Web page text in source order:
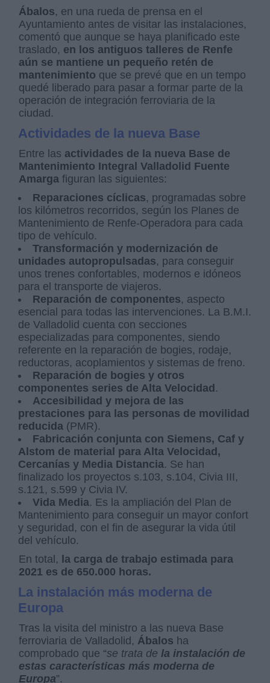
Ábalos, en una rueda de prensa en el
Ayuntamiento antes de visitar las instalaciones,
comentó que aunque se haya planificado este
traslado, en los antiguos talleres de Renfe
aún se mantiene un pequeño retén de
mantenimiento que se prevé que en un tempo
quedé liberado para pasar a formar parte de la
operación de integración ferroviaria de la
ciudad.
Actividades de la nueva Base
Entre las actividades de la nueva Base de
Mantenimiento Integral Valladolid Fuente
Amarga figuran las siguientes:
Reparaciones cíclicas, programadas sobre
los kilómetros recorridos, según los Planes de
Mantenimiento de Renfe-Operadora para cada
tipo de vehículo.
Transformación y modernización de
unidades autopropulsadas, para conseguir
unos trenes confortables, modernos e idóneos
para el transporte de viajeros.
Reparación de componentes, aspecto
esencial para todas las intervenciones. La B.M.I.
de Valladolid cuenta con secciones
especializadas para componentes, siendo
referente en la reparación de bogies, rodaje,
reductoras, acoplamientos y sistemas de freno.
Reparación de bogies y otros
componentes series de Alta Velocidad .
Accesibilidad y mejora de las
prestaciones para las personas de movilidad
reducida (PMR).
Fabricación conjunta con Siemens, Caf y
Alstom de material para Alta Velocidad,
Cercanías y Media Distancia. Se han
finalizado los proyectos s.103, s.104, Civia III,
s.121, s.599 y Civia IV.
Vida Media. Es la ampliación del Plan de
Mantenimiento para conseguir un mayor confort
y seguridad, con el fin de asegurar la vida útil
del vehículo.
En total,
la carga de trabajo estimada para
2021 es de 650.000 horas.
La instalación más moderna de
Europa
Tras la visita del ministro a las nueva Base
ferroviaria de Valladolid, Ábalos ha
comprobado que “se trata dela instalación de
estas características más moderna de
Europa”.